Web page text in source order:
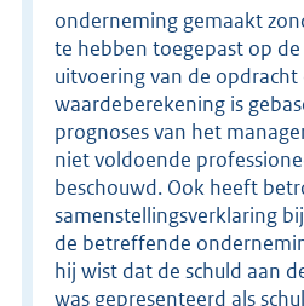
onderneming gemaakt
te hebben toegepast op
uitvoering van de
waardeberekening is
prognoses van het
niet voldoende
beschouwd. Ook heeft
samenstellingsverklaring
de betreffende
hij wist dat de schuld aan
was gepresenteerd als